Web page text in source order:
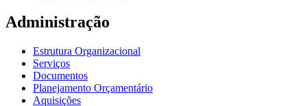
Administração
Estrutura Organizacional
Serviços
Documentos
Planejamento Orçamentário
Aquisições